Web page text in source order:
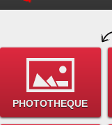
PHOTOTHEQUE